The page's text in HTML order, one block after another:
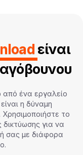
είναι
από ένα εργαλείο
η δύναμη
το
δικτύωσης για να
σας με διάφορα